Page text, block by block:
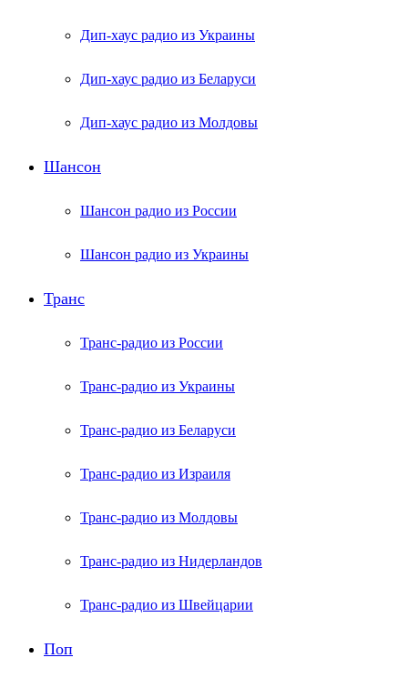
Дип-хаус радио из Украины
Дип-хаус радио из Беларуси
Дип-хаус радио из Молдовы
Шансон
Шансон радио из России
Шансон радио из Украины
Транс
Транс-радио из России
Транс-радио из Украины
Транс-радио из Беларуси
Транс-радио из Израиля
Транс-радио из Молдовы
Транс-радио из Нидерландов
Транс-радио из Швейцарии
Поп